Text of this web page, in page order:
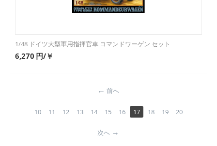
1/48 ドイツ大型軍用指揮官車 コマンドワーゲン セット
6,270 円/￥
前へ
10 11 12 13 14 15 16 17 18 19 20
次へ